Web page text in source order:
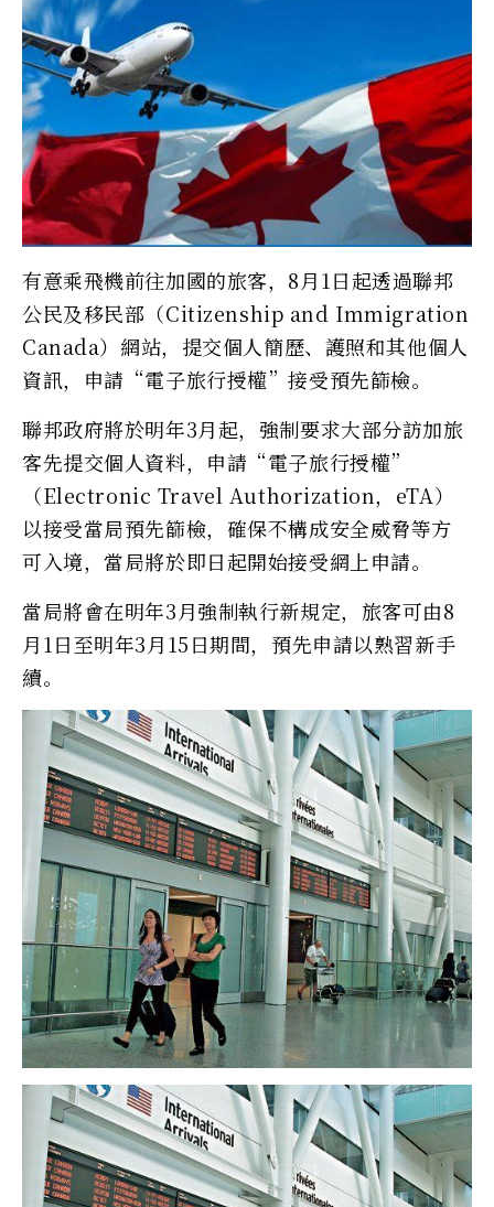
有意乘飛機前往加國的旅客，8月1日起透過聯邦
公民及移民部（Citizenship and Immigration
Canada）網站，提交個人簡歷、護照和其他個人
資訊，申請“電子旅行授權”接受預先篩檢。
聯邦政府將於明年3月起，強制要求大部分訪加旅
客先提交個人資料，申請“電子旅行授權”
（Electronic Travel Authorization，eTA）
以接受當局預先篩檢，確保不構成安全威脅等方
可入境，當局將於即日起開始接受網上申請。
當局將會在明年3月強制執行新規定，旅客可由8
月1日至明年3月15日期間，預先申請以熟習新手
續。